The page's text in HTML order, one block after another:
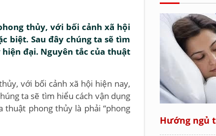
thủy, với bối cảnh xã hội
biệt. Sau đây chúng ta sẽ tìm
đại. Nguyên tắc của thuật
với bối cảnh xã hội hiện nay,
ta sẽ tìm hiểu cách vận dụng
thuật phong thủy là phải “phong
Hướng ngủ